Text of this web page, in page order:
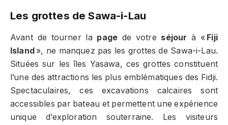
Les grottes de Sawa-i-Lau
Avant de tourner la page de votre séjour à « Fiji
Island », ne manquez pas les grottes de Sawa-i-Lau.
Situées sur les îles Yasawa, ces grottes constituent
l’une des attractions les plus emblématiques des Fidji.
Spectaculaires, ces excavations calcaires sont
accessibles par bateau et permettent une expérience
unique d’exploration souterraine. Les visiteurs